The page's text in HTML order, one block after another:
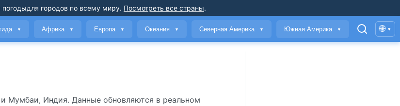
погодыдля городов по всему миру. Посмотреть все страны.
▼ Африка ▼ Европа ▼ Океания ▼ Северная Америка ▼ Южная Америка ▼ 🌐 ▾
Мумбаи, Индия. Данные обновляются в реальном